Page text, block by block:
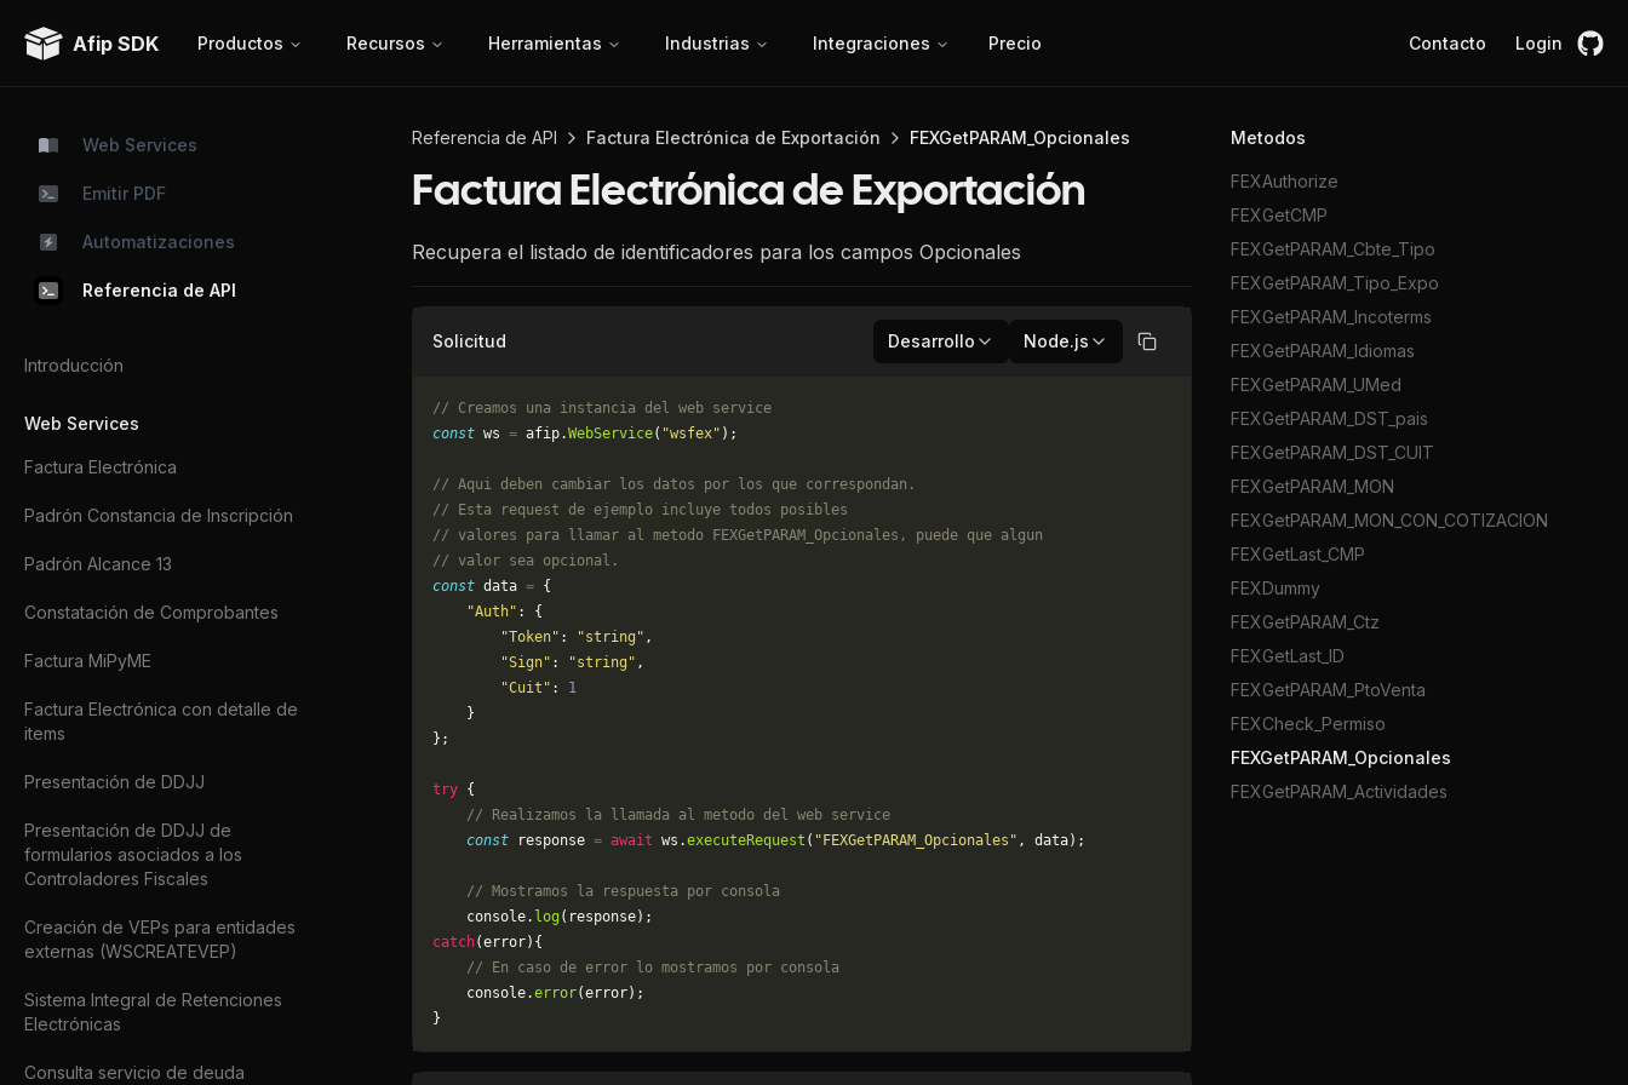
Afip SDK Productos Recursos Herramientas Industrias Integraciones Precio Contacto Login
Web Services
Emitir PDF
Automatizaciones
Referencia de API
Introducción
Web Services
Factura Electrónica
Padrón Constancia de Inscripción
Padrón Alcance 13
Constatación de Comprobantes
Factura MiPyME
Factura Electrónica con detalle de
items
Presentación de DDJJ
Presentación de DDJJ de
formularios asociados a los
Controladores Fiscales
Creación de VEPs para entidades
externas (WSCREATEVEP)
Sistema Integral de Retenciones
Electrónicas
Consulta servicio de deuda
Referencia de API Factura Electrónica de Exportación FEXGetPARAM_Opcionales
Factura Electrónica de Exportación
Recupera el listado de identificadores para los campos Opcionales
Solicitud Desarrollo Node.js Copiar
// Creamos una instancia del web service
const ws = afip.WebService( "wsfex" );
// Aqui deben cambiar los datos por los que correspondan.
// Esta request de ejemplo incluye todos posibles
// valores para llamar al metodo FEXGetPARAM_Opcionales, puede que algun
// valor sea opcional.
const data = {
    "Auth"
: {
        "Token"
: "string" ,
        "Sign"
: "string" ,
        "Cuit"
: 1
    }
};
try {
    // Realizamos la llamada al metodo del web service
    const
response = await ws.executeRequest ( "FEXGetPARAM_Opcionales" , data);
    // Mostramos la respuesta por consola
    console.
log (response);
catch(error){
    // En caso de error lo mostramos por consola
	console.
error(error);
}
Metodos
FEXAuthorize
FEXGetCMP
FEXGetPARAM_Cbte_Tipo
FEXGetPARAM_Tipo_Expo
FEXGetPARAM_Incoterms
FEXGetPARAM_Idiomas
FEXGetPARAM_UMed
FEXGetPARAM_DST_pais
FEXGetPARAM_DST_CUIT
FEXGetPARAM_MON
FEXGetPARAM_MON_CON_COTIZACION
FEXGetLast_CMP
FEXDummy
FEXGetPARAM_Ctz
FEXGetLast_ID
FEXGetPARAM_PtoVenta
FEXCheck_Permiso
FEXGetPARAM_Opcionales
FEXGetPARAM_Actividades